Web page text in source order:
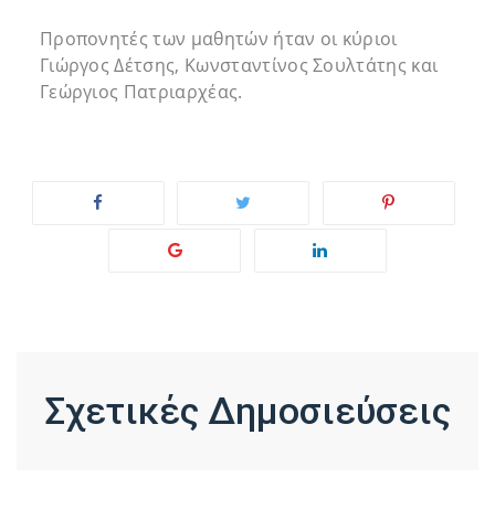
Προπονητές των μαθητών ήταν οι κύριοι
Γιώργος Δέτσης, Κωνσταντίνος Σουλτάτης και
Γεώργιος Πατριαρχέας.
Σχετικές Δημοσιεύσεις